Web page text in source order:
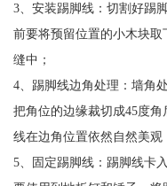
3、安装踢脚线：切割好踢
前要将预留位置的小木块
缝中；
4、踢脚线边角处理：墙角
把角位的边缘裁切成45度
线在边角位置依然自然美观
5、固定踢脚线：踢脚线卡